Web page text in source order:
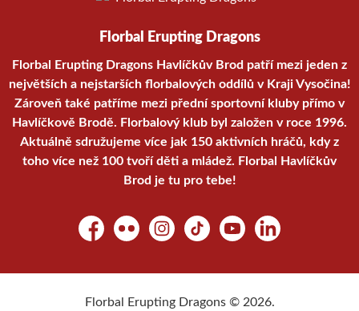
Florbal Erupting Dragons
Florbal Erupting Dragons Havlíčkův Brod patří mezi jeden z
největších a nejstarších florbalových oddílů v Kraji Vysočina!
Zároveň také patříme mezi přední sportovní kluby přímo v
Havlíčkově Brodě. Florbalový klub byl založen v roce 1996.
Aktuálně sdružujeme více jak 150 aktivních hráčů, kdy z
toho více než 100 tvoří děti a mládež. Florbal Havlíčkův
Brod je tu pro tebe!
FacebookFlickr Instagram
TikTok YouTubeLinkedIn
Florbal Erupting Dragons © 2026.